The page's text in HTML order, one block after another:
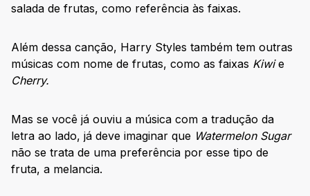
salada de frutas, como referência às faixas.
Além dessa canção, Harry Styles também tem outras
músicas com nome de frutas, como as faixas Kiwie
Cherry.
Mas se você já ouviu a música com a tradução da
letra ao lado, já deve imaginar que Watermelon Sugar
não se trata de uma preferência por esse tipo de
fruta, a melancia.